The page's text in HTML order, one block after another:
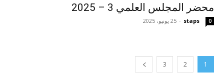
محضر المجلس العلمي 3 – 2025
staps
- 25 يونيو، 2025 0
1
2
3